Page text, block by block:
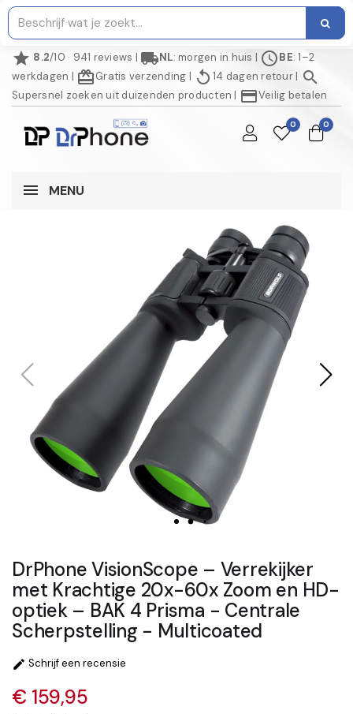
star 8.2/10 · 941 reviews | local_shippingNL: morgen in huis | scheduleBE: 1–2
werkdagen | redeemGratis verzending | replay 14 dagen retour| search
Supersnel zoeken uit duizenden producten | credit_cardVeilig betalen
0 0
MENU
DrPhone VisionScope – Verrekijker
met Krachtige 20x-60x Zoom en HD-
optiek – BAK 4 Prisma - Centrale
Scherpstelling - Multicoated
 Schrijf een recensie
€ 159,95